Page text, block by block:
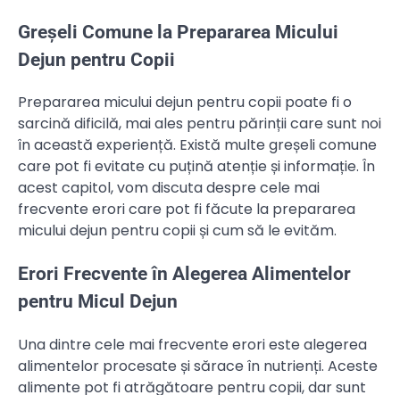
Greșeli Comune la Prepararea Micului
Dejun pentru Copii
Prepararea micului dejun pentru copii poate fi o
sarcină dificilă, mai ales pentru părinții care sunt noi
în această experiență. Există multe greșeli comune
care pot fi evitate cu puțină atenție și informație. În
acest capitol, vom discuta despre cele mai
frecvente erori care pot fi făcute la prepararea
micului dejun pentru copii și cum să le evităm.
Erori Frecvente în Alegerea Alimentelor
pentru Micul Dejun
Una dintre cele mai frecvente erori este alegerea
alimentelor procesate și sărace în nutrienți. Aceste
alimente pot fi atrăgătoare pentru copii, dar sunt